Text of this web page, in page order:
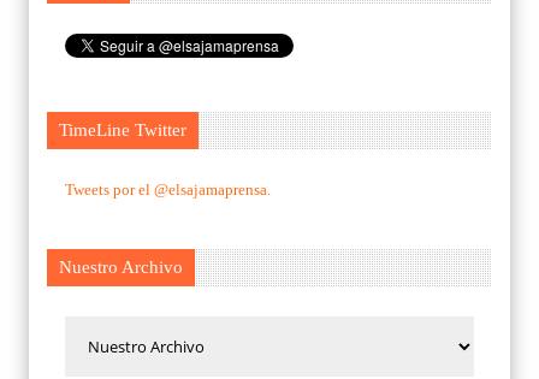
TimeLine Twitter
Tweets por el @elsajamaprensa.
Nuestro Archivo